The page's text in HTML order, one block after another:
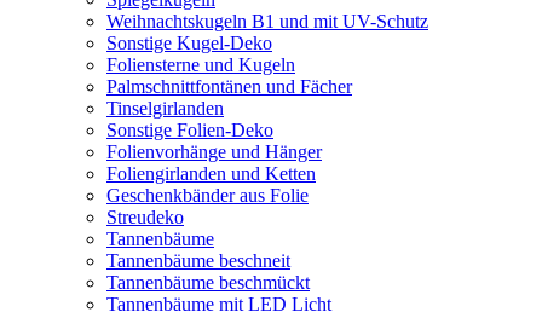
Weihnachtskugeln B1 und mit UV-Schutz
Sonstige Kugel-Deko
Foliensterne und Kugeln
Palmschnittfontänen und Fächer
Tinselgirlanden
Sonstige Folien-Deko
Folienvorhänge und Hänger
Foliengirlanden und Ketten
Geschenkbänder aus Folie
Streudeko
Tannenbäume
Tannenbäume beschneit
Tannenbäume beschmückt
Tannenbäume mit LED Licht